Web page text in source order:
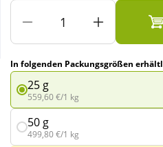
Wellness
In folgenden Packungsgrößen
25 g
559,60 €/1 kg
50 g
499,80 €/1 kg